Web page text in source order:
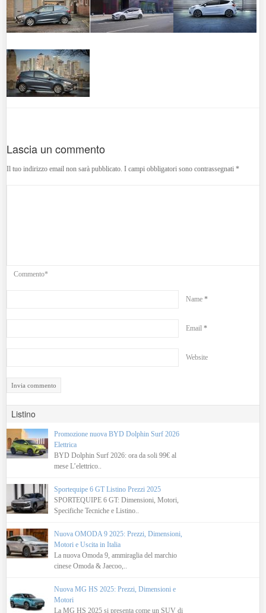
Lascia un commento
Il tuo indirizzo email non sarà pubblicato. I campi obbligatori sono contrassegnati*
Commento*
Name *
Email *
Website
Listino
Promozione nuova BYD Dolphin Surf 2026
Elettrica
BYD Dolphin Surf 2026: ora da soli 99€ al
mese L’elettrico..
Sportequipe 6 GT Listino Prezzi 2025
SPORTEQUIPE 6 GT: Dimensioni, Motori,
Specifiche Tecniche e Listino..
Nuova OMODA 9 2025: Prezzi, Dimensioni,
Motori e Uscita in Italia
La nuova Omoda 9, ammiraglia del marchio
cinese Omoda & Jaecoo,..
Nuova MG HS 2025: Prezzi, Dimensioni e
Motori
La MG HS 2025 si presenta come un SUV di